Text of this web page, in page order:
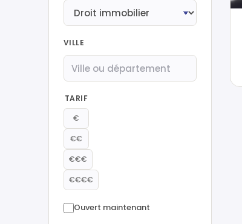
VILLE
TARIF
€
€€
€€€
€€€€
Ouvert maintenant